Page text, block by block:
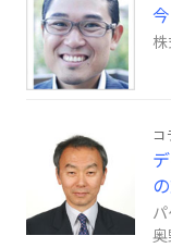
コ
奥